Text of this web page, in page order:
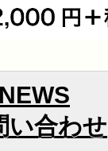
NEWS
い合わせ